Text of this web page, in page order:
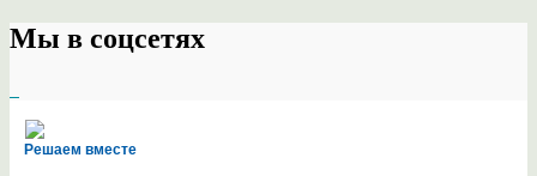
Мы в соцсетях
Решаем вместе